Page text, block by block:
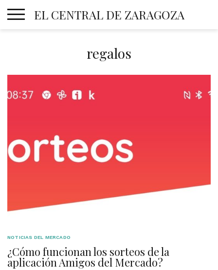
EL CENTRAL DE ZARAGOZA
regalos
NOTICIAS DEL MERCADO
¿Cómo funcionan los sorteos de la
aplicación Amigos del Mercado?